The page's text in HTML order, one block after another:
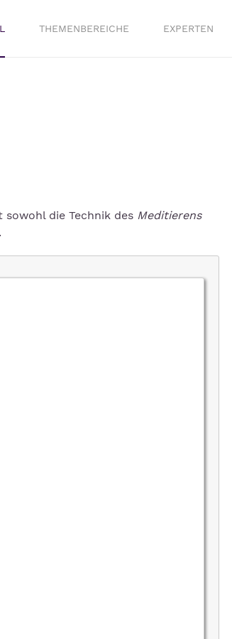
THEMENBEREICHE EXPERTEN
sowohl die Technik des Meditierens